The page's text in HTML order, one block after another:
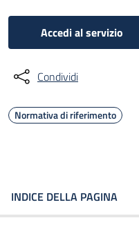
Accedi al servizio
Condividi
Normativa di riferimento
INDICE DELLA PAGINA